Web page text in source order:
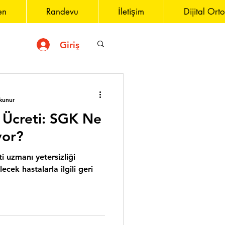
Randevu İletişim Dijital
SGK Ne
uzmanı yetersizliği
hastalarla ilgili geri
Giriş